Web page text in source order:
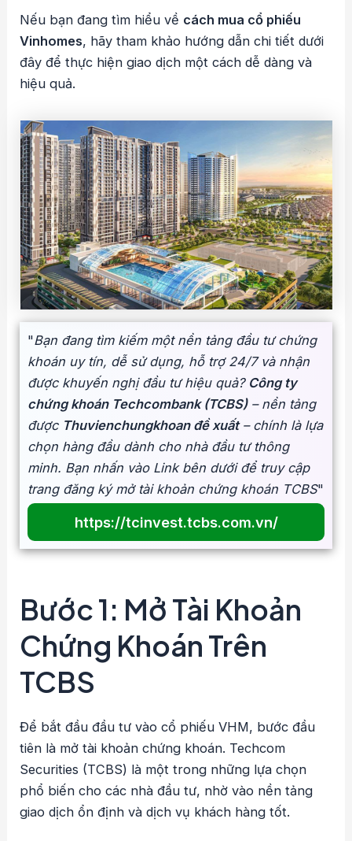
Nếu bạn đang tìm hiểu về cách mua cổ phiếu
Vinhomes, hãy tham khảo hướng dẫn chi tiết dưới
đây để thực hiện giao dịch một cách dễ dàng và
hiệu quả.
"Bạn đang tìm kiếm một nền tảng đầu tư chứng
khoán uy tín, dễ sử dụng, hỗ trợ 24/7 và nhận
được khuyến nghị đầu tư hiệu quả? Công ty
chứng khoán Techcombank (TCBS)– nền tảng
được Thuvienchungkhoan đề xuất– chính là lựa
chọn hàng đầu dành cho nhà đầu tư thông
minh. Bạn nhấn vào Link bên dưới để truy cập
trang đăng ký mở tài khoản chứng khoán TCBS"
https://tcinvest.tcbs.com.vn/
Bước 1: Mở Tài Khoản
Chứng Khoán Trên
TCBS
Để bắt đầu đầu tư vào cổ phiếu VHM, bước đầu
tiên là mở tài khoản chứng khoán. Techcom
Securities (TCBS) là một trong những lựa chọn
phổ biến cho các nhà đầu tư, nhờ vào nền tảng
giao dịch ổn định và dịch vụ khách hàng tốt.